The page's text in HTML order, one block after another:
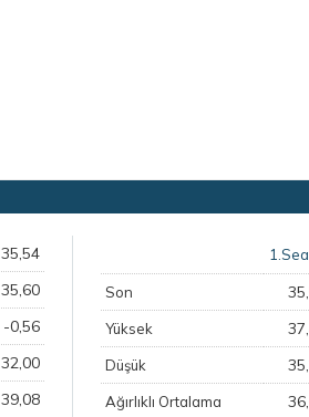
35,54
35,60
-0,56
32,00
39,08
Son
Yüksek
Düşük
Ağırlıklı Ortalama